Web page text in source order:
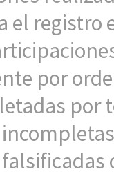
el
por
por